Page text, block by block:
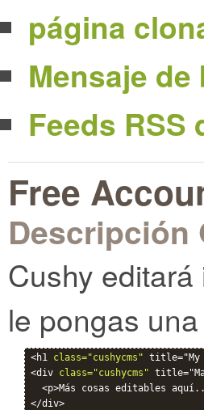
página
Mensaje
Feeds RSS
Free
Descripción
Cushy
le pongas
<h1 class="cushycms" title="My
<div class="cushycms"
<p>Más cosas editables
</div>